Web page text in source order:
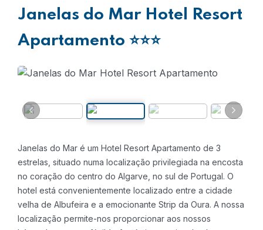
Janelas do Mar Hotel Resort
Apartamento ⭐⭐⭐
Janelas do Mar é um Hotel Resort Apartamento de 3
estrelas, situado numa localização privilegiada na encosta
no coração do centro do Algarve, no sul de Portugal. O
hotel está convenientemente localizado entre a cidade
velha de Albufeira e a emocionante Strip da Oura. A nossa
localização permite-nos proporcionar aos nossos